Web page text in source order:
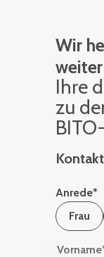
Wir
Ihre
zu
Anrede*
Frau
Vorname